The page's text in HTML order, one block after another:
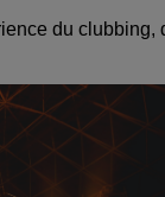
du clubbing,